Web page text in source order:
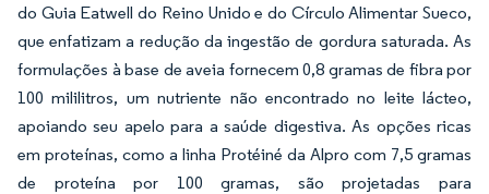
do Guia Eatwell do Reino Unido e do Círculo Alimentar Sueco,
que enfatizam a redução da ingestão de gordura saturada. As
formulações à base de aveia fornecem 0,8 gramas de fibra por
100 mililitros, um nutriente não encontrado no leite lácteo,
apoiando seu apelo para a saúde digestiva. As opções ricas
em proteínas, como a linha Protéiné da Alpro com 7,5 gramas
de proteína por 100 gramas, são projetadas para